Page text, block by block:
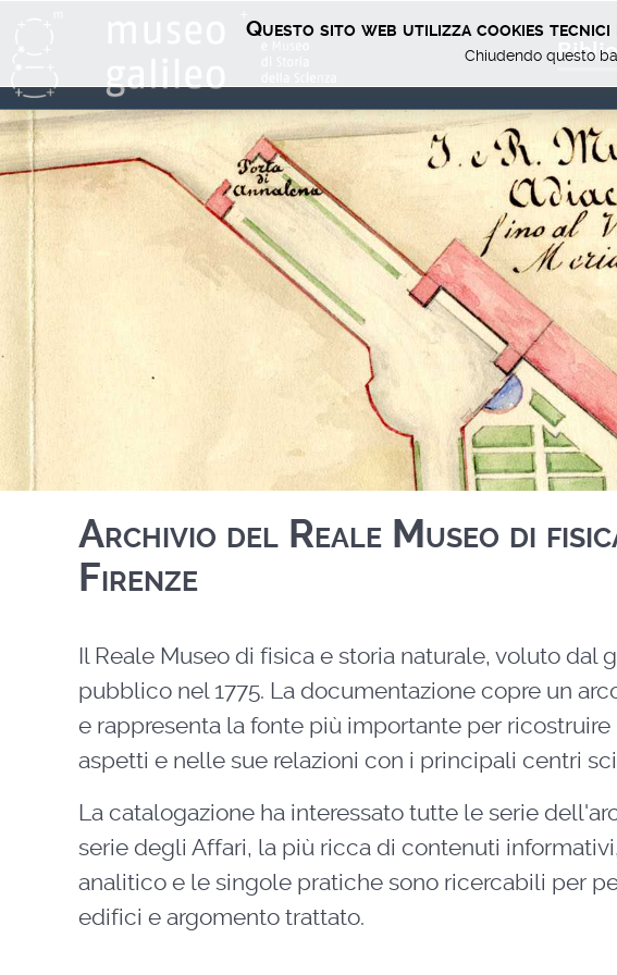
Archivio del Reale Museo di
Firenze
Il Reale Museo di fisica e storia naturale, voluto dal
pubblico nel 1775. La documentazione copre un
e rappresenta la fonte più importante per
aspetti e nelle sue relazioni con i principali centri
La catalogazione ha interessato tutte le serie
serie degli Affari, la più ricca di contenuti
analitico e le singole pratiche sono ricercabili per
edifici e argomento trattato.
Questo sito web utilizza cookies tecnici
Chiudendo questo